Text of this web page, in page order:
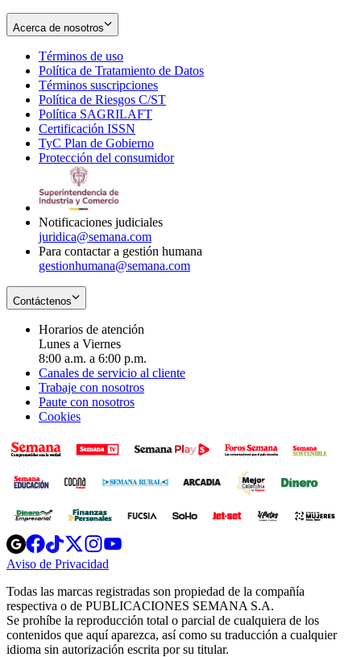
Acerca de nosotros
Términos de uso
in
new
window
Política de Tratamiento de Datos
Términos suscripciones
in
Política de Riesgos C/ST
Política SAGRILAFT
new
window
Certificación ISSN
in
new
TyC Plan de Gobierno
in
Protección del consumidorOpens
Notificaciones judiciales
juridica@semana.com
Para contactar a gestión humana
gestionhumana@semana.com
Contáctenos
Horarios de atención
Lunes a Viernes
8:00 a.m. a 6:00 p.m.
Canales de servicio al cliente
Trabaje con nosotros
Paute con nosotros
Cookies
Opens
in
new
Opens
in
new
Opens
in
new
window
Opens
new
windowwindow
Aviso de Privacidad
new
window
Todas las marcas registradas son propiedad de la compañía
respectiva o de PUBLICACIONES SEMANA S.A.
Se prohíbe la reproducción total o parcial de cualquiera de los
contenidos que aquí aparezca, así como su traducción a cualquier
idioma sin autorización escrita por su titular.